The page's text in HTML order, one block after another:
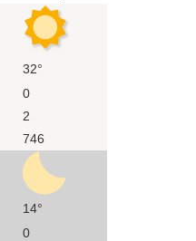
32°
0
2
746
14°
0